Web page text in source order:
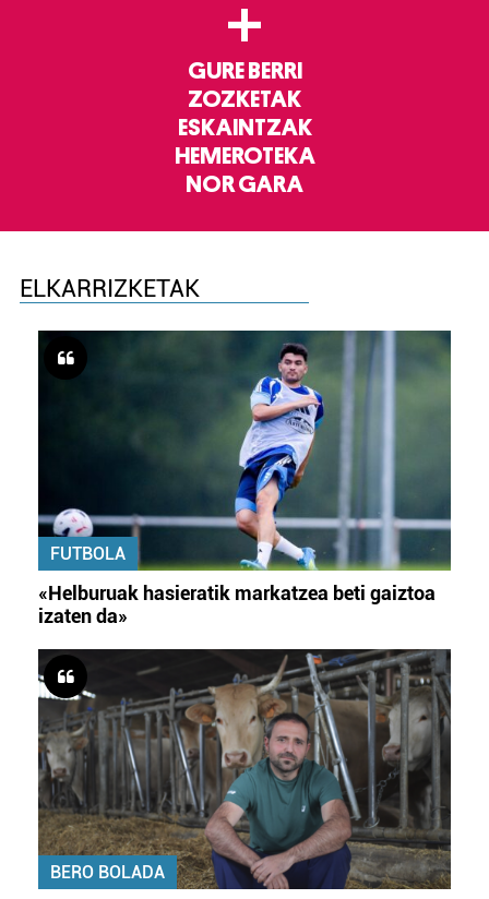
+
GURE BERRI
ZOZKETAK
ESKAINTZAK
HEMEROTEKA
NOR GARA
ELKARRIZKETAK
FUTBOLA
«Helburuak hasieratik markatzea beti gaiztoa
izaten da»
BERO BOLADA